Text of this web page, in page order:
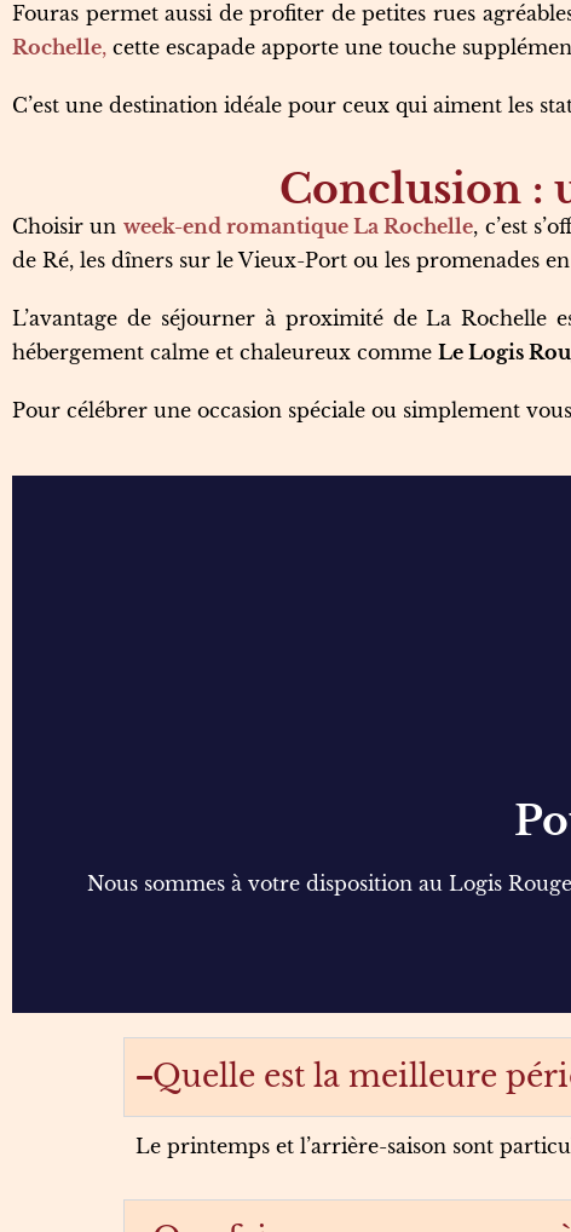
Fouras permet aussi de profiter de petites rues
Rochelle, cette escapade apporte une touche
C’est une destination idéale pour ceux qui aiment les
Conclusion :
Choisir un week-end romantique La Rochelle, c’est
de Ré, les dîners sur le Vieux-Port ou les promenades
L’avantage de séjourner à proximité de La Rochelle
hébergement calme et chaleureux comme Le Logis
Pour célébrer une occasion spéciale ou simplement
Nous sommes à votre disposition au Logis
Quelle est la meilleure
Le printemps et l’arrière-saison sont